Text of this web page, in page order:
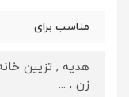
مناسب برای
هدیه , تزیین
زن , ...